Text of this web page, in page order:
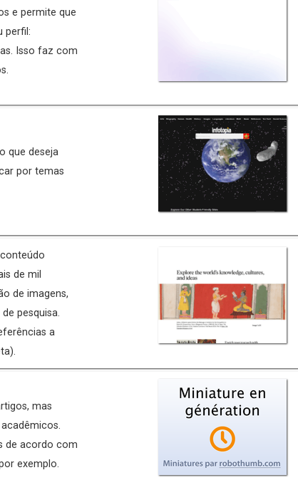
e permite que
perfil:
Isso faz com
que deseja
por temas
de mil
de imagens,
pesquisa.
a
mas
de acordo com
exemplo.